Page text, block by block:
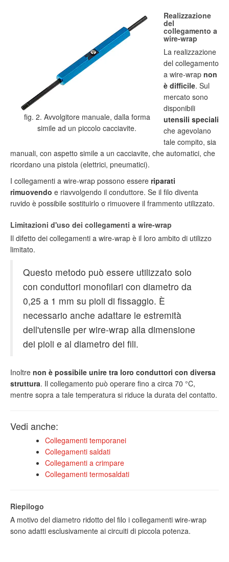
fig. 2. Avvolgitore manuale, dalla forma
simile ad un piccolo cacciavite.
Realizzazione
del
collegamento a
wire-wrap
La realizzazione
del collegamento
a wire-wrap non
è difficile. Sul
mercato sono
disponibili
utensili speciali
che agevolano
tale compito, sia
manuali, con aspetto simile a un cacciavite, che automatici, che
ricordano una pistola (elettrici, pneumatici).
I collegamenti a wire-wrap possono essere riparati
rimuovendo e riavvolgendo il conduttore. Se il filo diventa
ruvido è possibile sostituirlo o rimuovere il frammento utilizzato.
Limitazioni d'uso dei collegamenti a wire-wrap
Il difetto dei collegamenti a wire-wrap è il loro ambito di utilizzo
limitato.
Questo metodo può essere utilizzato solo
con conduttori monofilari con diametro da
0,25 a 1 mm su pioli di fissaggio. È
necessario anche adattare le estremità
dell'utensile per wire-wrap alla dimensione
dei pioli e al diametro dei fili.
Inoltre non è possibile unire tra loro conduttori con diversa
struttura. Il collegamento può operare fino a circa 70 °C,
mentre sopra a tale temperatura si riduce la durata del contatto.
Vedi anche:
Collegamenti temporanei
Collegamenti saldati
Collegamenti a crimpare
Collegamenti termosaldati
Riepilogo
A motivo del diametro ridotto del filo i collegamenti wire-wrap
sono adatti esclusivamente ai circuiti di piccola potenza.